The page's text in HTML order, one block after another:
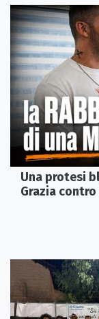
Una protesi
Grazia